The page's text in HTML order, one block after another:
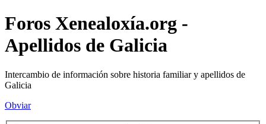
Foros Xenealoxía.org -
Apellidos de Galicia
Intercambio de información sobre historia familiar y apellidos de
Galicia
Obviar